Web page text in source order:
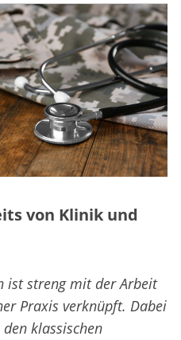
von Klinik und
ist streng mit der Arbeit
Praxis verknüpft. Dabei
klassischen